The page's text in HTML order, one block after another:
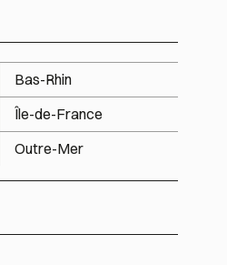
Bas-Rhin
Île-de-France
Outre-Mer